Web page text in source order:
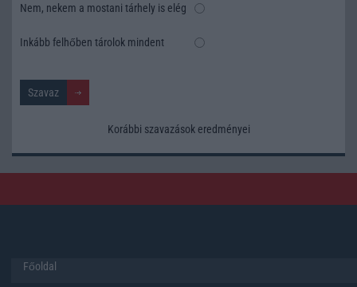
Nem, nekem a mostani tárhely is elég
Inkább felhőben tárolok mindent
Korábbi szavazások eredményei
Főoldal